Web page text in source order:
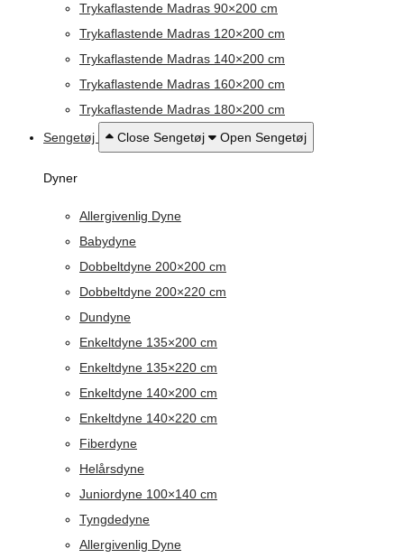
Trykaflastende Madras 90×200 cm
Trykaflastende Madras 120×200 cm
Trykaflastende Madras 140×200 cm
Trykaflastende Madras 160×200 cm
Trykaflastende Madras 180×200 cm
Sengetøj
Close Sengetøj Open Sengetøj
Dyner
Allergivenlig Dyne
Babydyne
Dobbeltdyne 200×200 cm
Dobbeltdyne 200×220 cm
Dundyne
Enkeltdyne 135×200 cm
Enkeltdyne 135×220 cm
Enkeltdyne 140×200 cm
Enkeltdyne 140×220 cm
Fiberdyne
Helårsdyne
Juniordyne 100×140 cm
Tyngdedyne
Allergivenlig Dyne